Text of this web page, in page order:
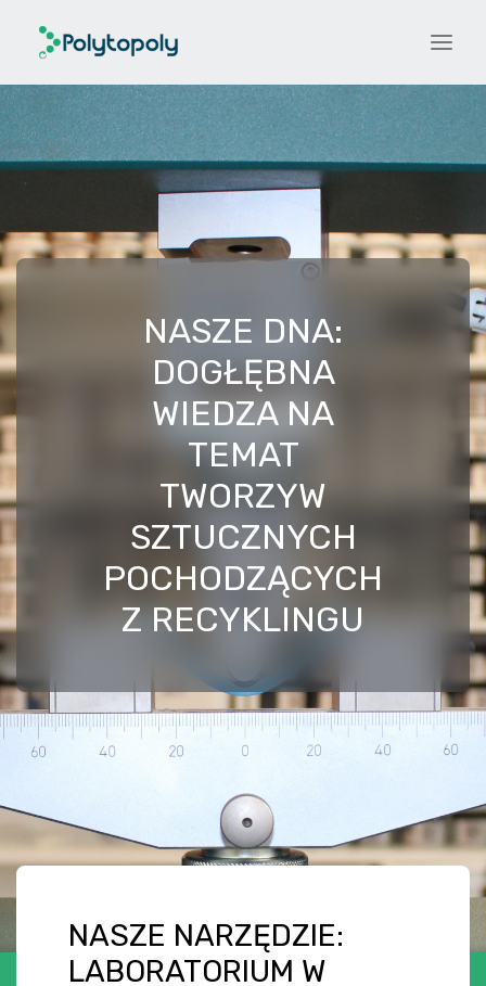
NASZE DNA:
DOGŁĘBNA
WIEDZA NA
TEMAT
TWORZYW
SZTUCZNYCH
POCHODZĄCYCH
Z RECYKLINGU
NASZE NARZĘDZIE:
LABORATORIUM W